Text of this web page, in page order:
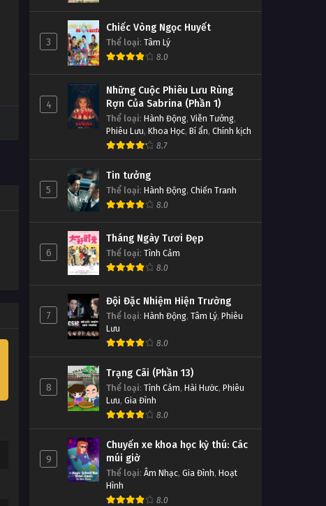
3
Chiếc Vòng Ngọc Huyết
Thể loại: Tâm Lý
8.0
4
Những Cuộc Phiêu Lưu Rùng
Rợn Của Sabrina (Phần 1)
Thể loại: Hành Động, Viễn Tưởng,
Phiêu Lưu, Khoa Học, Bí ẩn, Chính kịch
8.7
5
Tin tưởng
Thể loại: Hành Động, Chiến Tranh
8.0
6
Tháng Ngày Tươi Đẹp
Thể loại: Tình Cảm
8.0
7
Đội Đặc Nhiệm Hiện Trường
Thể loại: Hành Động, Tâm Lý, Phiêu
Lưu
8.0
8
Trạng Cãi (Phần 13)
Thể loại: Tình Cảm, Hài Hước, Phiêu
Lưu, Gia Đình
8.0
9
Chuyến xe khoa học kỳ thú: Các
múi giờ
Thể loại: Âm Nhạc, Gia Đình, Hoạt
Hình
8.0